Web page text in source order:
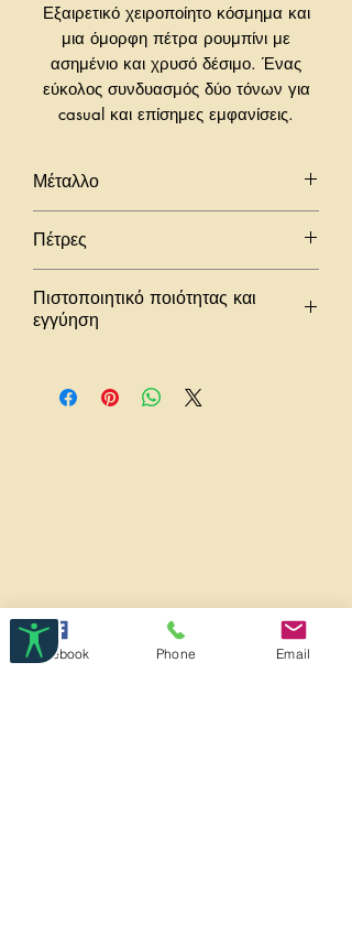
Εξαιρετικό χειροποίητο κόσμημα και
μια όμορφη πέτρα ρουμπίνι με
ασημένιο και χρυσό δέσιμο. Ένας
εύκολος συνδυασμός δύο τόνων για
casual και επίσημες εμφανίσεις.
Μέταλλο
18Κ κίτρινα επιχρυσωμένα
στοιχεία
Πέτρες
Πιστοποιητικό ποιότητας και
εγγύηση
από το ατομικό και ειδικό
πιστοποιητικό ποιότητας των υλικών
Facebook Phone Email